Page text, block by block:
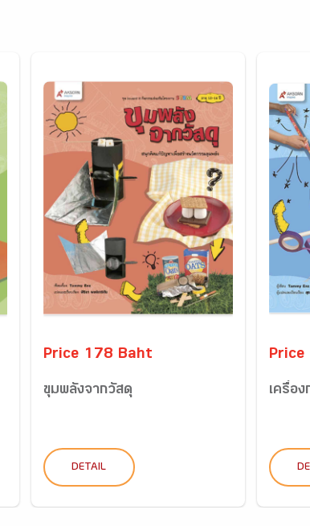
Price 178 Baht
ขุมพลังจากวัสดุ
DETAIL
เครื่อ